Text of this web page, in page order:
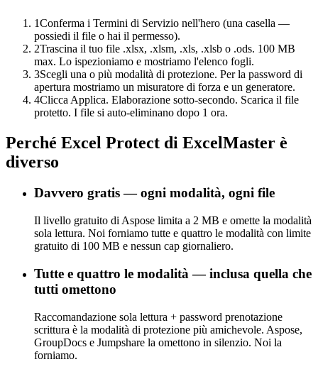
1Conferma i Termini di Servizio nell'hero (una casella —
possiedi il file o hai il permesso).
2Trascina il tuo file .xlsx, .xlsm, .xls, .xlsb o .ods. 100 MB
max. Lo ispezioniamo e mostriamo l'elenco fogli.
3Scegli una o più modalità di protezione. Per la password di
apertura mostriamo un misuratore di forza e un generatore.
4Clicca Applica. Elaborazione sotto-secondo. Scarica il file
protetto. I file si auto-eliminano dopo 1 ora.
Perché Excel Protect di ExcelMaster è
diverso
Davvero gratis — ogni modalità, ogni file
Il livello gratuito di Aspose limita a 2 MB e omette la modalità
sola lettura. Noi forniamo tutte e quattro le modalità con limite
gratuito di 100 MB e nessun cap giornaliero.
Tutte e quattro le modalità — inclusa quella che
tutti omettono
Raccomandazione sola lettura + password prenotazione
scrittura è la modalità di protezione più amichevole. Aspose,
GroupDocs e Jumpshare la omettono in silenzio. Noi la
forniamo.